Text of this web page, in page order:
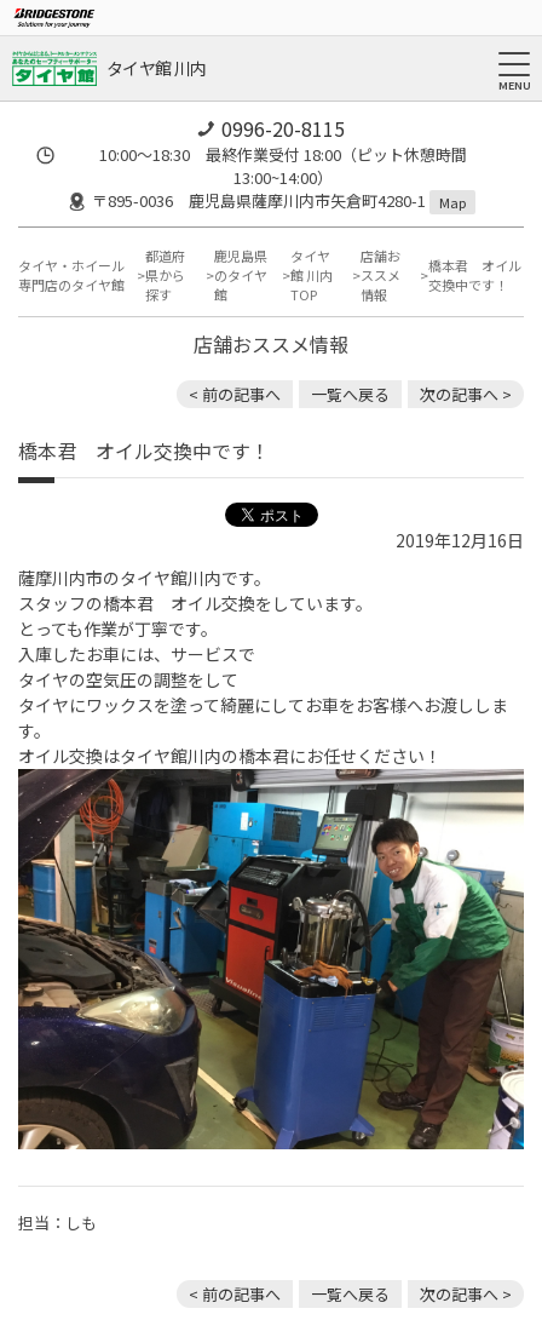
タイヤ館 川内
0996-20-8115
10:00～18:30 最終作業受付 18:00（ピット休憩時間
13:00~14:00）
〒895-0036 鹿児島県薩摩川内市矢倉町4280-1
Map
タイヤ・ホイール
専門店のタイヤ館
都道府
県から
探す
鹿児島県
のタイヤ
館
タイヤ
館 川内
TOP
店舗お
ススメ
情報
橋本君 オイル
交換中です！
店舗おススメ情報
< 前の記事へ 一覧へ戻る 次の記事へ >
橋本君 オイル交換中です！
2019年12月16日
薩摩川内市のタイヤ館川内です。
スタッフの橋本君 オイル交換をしています。
とっても作業が丁寧です。
入庫したお車には、サービスで
タイヤの空気圧の調整をして
タイヤにワックスを塗って綺麗にしてお車をお客様へお渡ししま
す。
オイル交換はタイヤ館川内の橋本君にお任せください！
担当：しも
< 前の記事へ 一覧へ戻る 次の記事へ >